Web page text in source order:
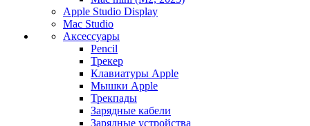
Apple Studio Display
Mac Studio
Аксессуары
Pencil
Трекер
Клавиатуры Apple
Мышки Apple
Трекпады
Зарядные кабели
Зарядные устройства